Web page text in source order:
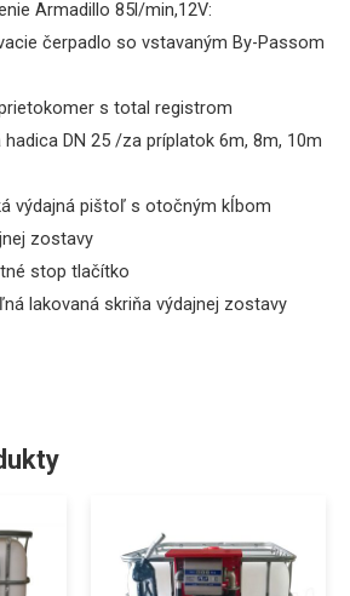
Armadillo 85l/min,12V:
čerpadlo so vstavaným By-Passom
s total registrom
hadica DN 25 /za príplatok 6m, 8m, 10m
výdajná pištoľ s otočným kĺbom
zostavy
stop tlačítko
lakovaná skriňa výdajnej zostavy